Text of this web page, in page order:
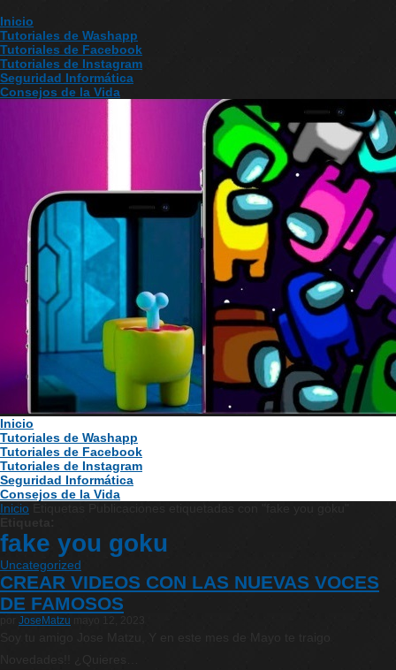
Inicio
Tutoriales de Washapp
Tutoriales de Facebook
Tutoriales de Instagram
Seguridad Informática
Consejos de la Vida
Inicio
Tutoriales de Washapp
Tutoriales de Facebook
Tutoriales de Instagram
Seguridad Informática
Consejos de la Vida
Inicio
Etiqueta:
fake you goku
Uncategorized
CREAR VIDEOS CON LAS NUEVAS VOCES
DE FAMOSOS
JoseMatzu